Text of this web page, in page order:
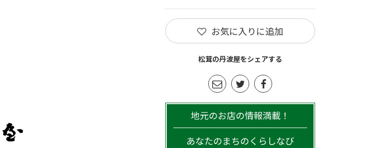
お気に入りに追加
松茸の丹波屋をシェアする
地元のお店の情報満載！
あなたのまちのくらしなび